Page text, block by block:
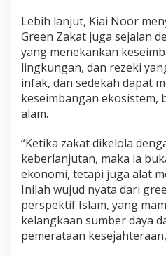
Lebih lanjut, Kiai Noor
Green Zakat juga sejalan
yang menekankan
lingkungan, dan rezeki
infak, dan sedekah dapat
keseimbangan ekosistem,
alam.
“Ketika zakat dikelola
keberlanjutan, maka ia
ekonomi, tetapi juga alat
Inilah wujud nyata dari
perspektif Islam, yang
kelangkaan sumber daya
pemerataan